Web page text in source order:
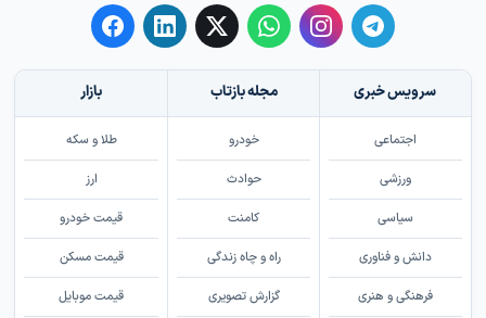
سرویس خبری
اجتماعی
ورزشی
سیاسی
دانش و فناوری
فرهنگی و هنری
مجله بازتاب
خودرو
حوادث
کامنت
راه و چاه زندگی
گزارش تصویری
بازار
طلا و سکه
ارز
قیمت خودرو
قیمت مسکن
قیمت موبایل